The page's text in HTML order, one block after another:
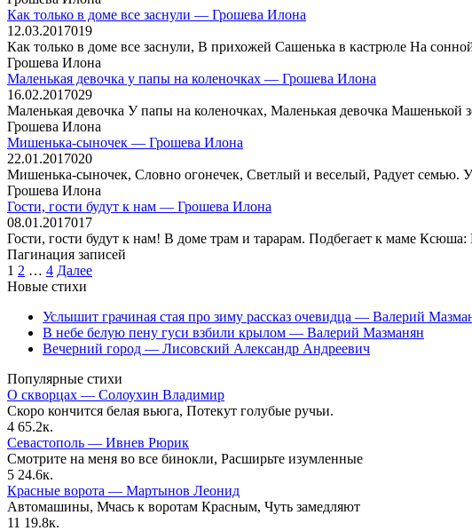
Как только в доме все заснули — Грошева Илона
12.03.2017019
Как только в доме все заснули, В прихожей Сашенька в кастрюле На
Грошева Илона
Маленькая девочка у папы на коленочках — Грошева Илона
16.02.2017029
Маленькая девочка У папы на коленочках, Маленькая девочка Машенькой
Грошева Илона
Мишенька-сыночек — Грошева Илона
22.01.2017020
Мишенька-сыночек, Словно огонечек, Светлый и веселый, Радует семью.
Грошева Илона
Гости, гости будут к нам — Грошева Илона
08.01.2017017
Гости, гости будут к нам! В доме трам и тарарам. Подбегает к маме
Пагинация записей
1 2 … 4 Далее
Новые стихи
Услышит грачиная стая про зиму рассказ очевидца — Валерий
В небе белую пену гуси взбили крылом — Валерий Мазманян
Вечерний город — Лисовский Александр Андреевич
Популярные стихи
О скворцах — Солоухин Владимир
Скоро кончится белая вьюга, Потекут голубые ручьи.
4 65.2к.
Севастополь — Ивнев Рюрик
Смотрите на меня во все бинокли, Расширьте изумленные
5 24.6к.
Красные ворота — Мартынов Леонид
Автомашины, Мчась к воротам Красным, Чуть замедляют
11 19.8к.